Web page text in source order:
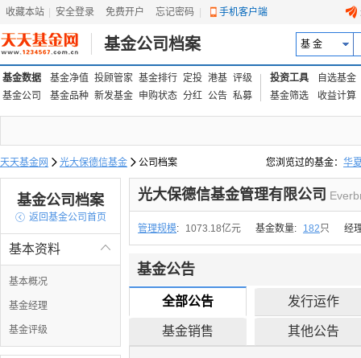
收藏本站 安全登录 免费开户 忘记密码 手机客户端
基金公司档案 基 金
基金数据 基金净值 投顾管家 基金排行 定投 港基 评级
基金公司
基金品种 新发基金 申购状态 分红 公告 私募
投资工具
自选基金
基金筛选
收益计算
天天基金网  光大保德信基金  公司档案 您浏览过的基金： 华
易方达上证中盘ETF联
基金公司档案
 返回基金公司首页

基本资料
基本概况
基金经理
基金评级
光大保德信基金管理有限公司
管理规模: 1073.18亿元 基金数量: 182只 经
基金公告
全部公告 发行运作
基金销售 其他公告